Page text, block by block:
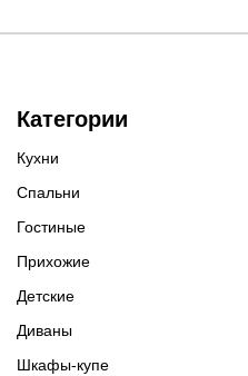
Категории
Кухни
Спальни
Гостиные
Прихожие
Детские
Диваны
Шкафы-купе